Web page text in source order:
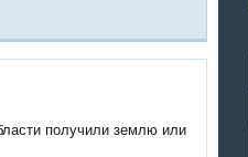
получили землю или